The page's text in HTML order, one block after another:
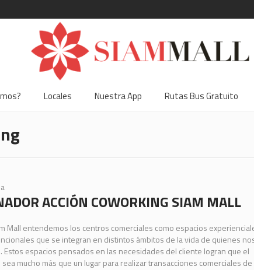
Locales Nuestra App Rutas Bus Gratuito
ACCIÓN COWORKING SIAM MALL
Mall entendemos los centros comerciales como espacios
que se integran en distintos ámbitos de la vida de quienes
Estos espacios pensados en las necesidades del cliente logran que el
mucho más que un lugar para realizar transacciones comerciales de